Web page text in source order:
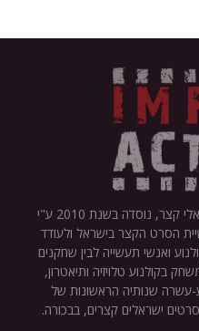
תחרות אימפרואקשן - לקולנוע ישראלי קצר, נוסדה בשנת 2010 ע"י
הסרט הקצר בישראל ולעודד
ואנשי תעשייה לבין שחקנים
בקולנוע טלויזיה ותיאטרון,
שנותיה הראשונות של